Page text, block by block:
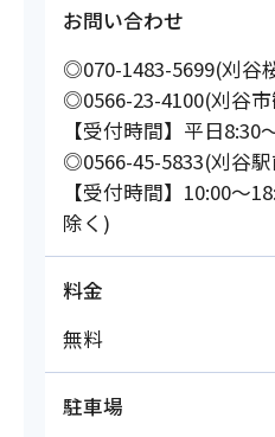
お問い合わせ
◎070-1483-5699(刈谷
◎0566-23-4100(刈谷
【受付時間】平日8:30
◎0566-45-5833(刈谷
【受付時間】10:00～
除く)
料金
無料
駐車場